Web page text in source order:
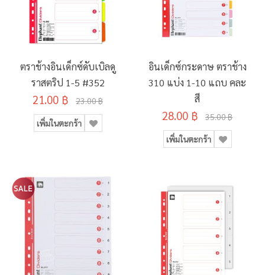
ตราช้างอินเด็กซ์ดับเบิลดู
ราสตริป 1-5 #352
21.00 ฿ 23.00 ฿
เพิ่มในตะกร้า
อินเด็กซ์กระดาษ ตราช้าง
310 แบ่ง 1-10 แถบ คละ
สี
28.00 ฿ 35.00 ฿
เพิ่มในตะกร้า